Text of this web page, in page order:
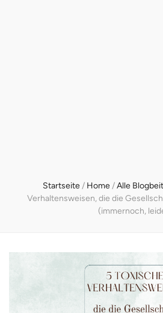
Startseite / Home/ Alle
Verhaltensweisen, die die
(immernoch,